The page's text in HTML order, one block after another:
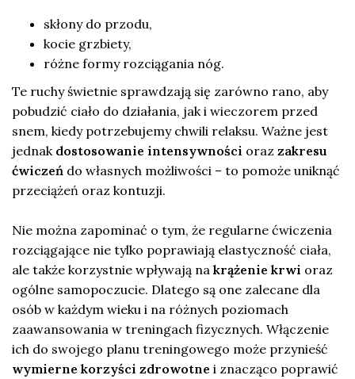
skłony do przodu,
kocie grzbiety,
różne formy rozciągania nóg.
Te ruchy świetnie sprawdzają się zarówno rano, aby
pobudzić ciało do działania, jak i wieczorem przed
snem, kiedy potrzebujemy chwili relaksu. Ważne jest
jednak dostosowanie intensywności oraz zakresu
ćwiczeń do własnych możliwości – to pomoże uniknąć
przeciążeń oraz kontuzji.
Nie można zapominać o tym, że regularne ćwiczenia
rozciągające nie tylko poprawiają elastyczność ciała,
ale także korzystnie wpływają na krążenie krwi oraz
ogólne samopoczucie. Dlatego są one zalecane dla
osób w każdym wieku i na różnych poziomach
zaawansowania w treningach fizycznych. Włączenie
ich do swojego planu treningowego może przynieść
wymierne korzyści zdrowotne i znacząco poprawić